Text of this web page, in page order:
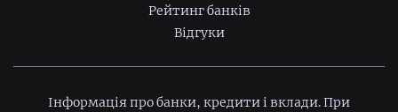
Рейтинг банків
Відгуки
Інформація про банки, кредити і вклади. При